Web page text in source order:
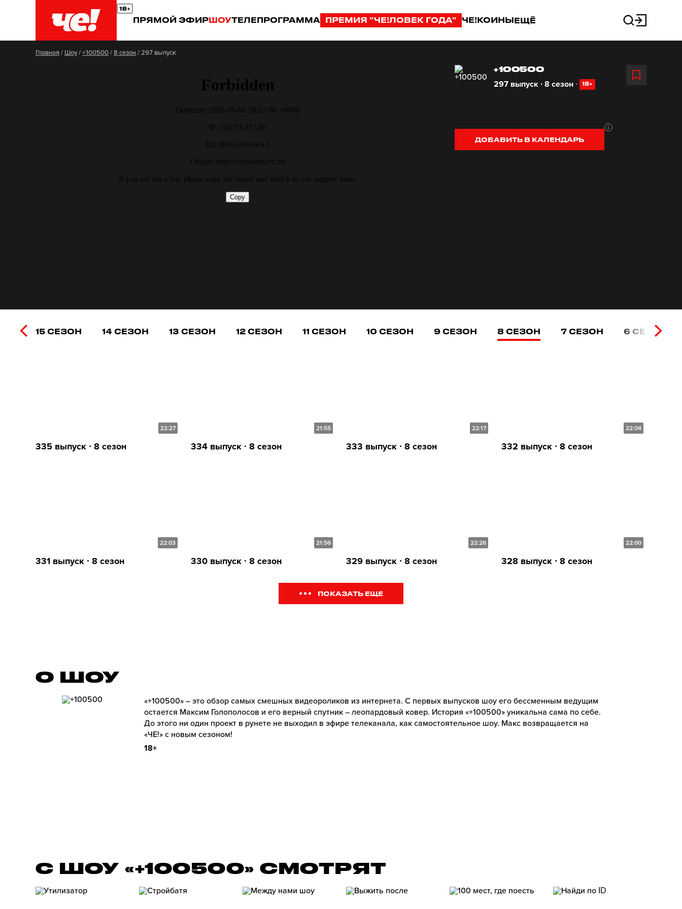
ПРЯМОЙ ЭФИРШОУТЕЛЕПРОГРАММА ПРЕМИЯ "ЧЕ!ЛОВЕК ГОДА" ЧЕ!КОИНЫЕЩЁ
Главная/ Шоу/+100500/8 сезон/297 выпуск
+100500
297 выпуск ∙ 8 сезон ∙ 18+
ДОБАВИТЬ В КАЛЕНДАРЬ
15 СЕЗОН 14 СЕЗОН 13 СЕЗОН 12 СЕЗОН 11 СЕЗОН 10 СЕЗОН 9 СЕЗОН 8 СЕЗОН 7 СЕЗОН 6 СЕЗОН
22:27
335 выпуск ∙ 8 сезон
21:55
334 выпуск ∙ 8 сезон
22:17
333 выпуск ∙ 8 сезон
22:04
332 выпуск ∙ 8 сезон
22:03
331 выпуск ∙ 8 сезон
21:56
330 выпуск ∙ 8 сезон
22:26
329 выпуск ∙ 8 сезон
22:00
328 выпуск ∙ 8 сезон
ПОКАЗАТЬ ЕЩЕ
О ШОУ
«+100500» – это обзор самых смешных видеороликов из интернета. С первых выпусков шоу его бессменным ведущим
остается Максим Голополосов и его верный спутник – леопардовый ковер. История «+100500» уникальна сама по себе.
До этого ни один проект в рунете не выходил в эфире телеканала, как самостоятельное шоу. Макс возвращается на
«ЧЕ!» с новым сезоном!
18+
С ШОУ «+100500» СМОТРЯТ